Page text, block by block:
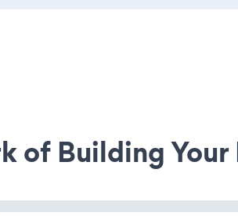
of Building Your